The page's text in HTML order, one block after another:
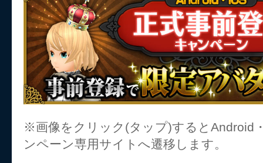
※画像をクリック(タップ)するとAndroid
ンペーン専用サイトへ遷移します。